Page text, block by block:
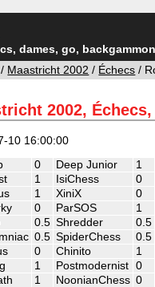
dames, go,
/ Maastricht 2002 / Échecs /
2002,
10 16:00:00
0 Deep Junior
1
1 IsiChess
0
1 XiniX
0
0 ParSOS
1
0.5 Shredder
0.5
0.5 SpiderChess
0.5
0 Chinito
1
1 Postmodernist
0
1 NoonianChess 0